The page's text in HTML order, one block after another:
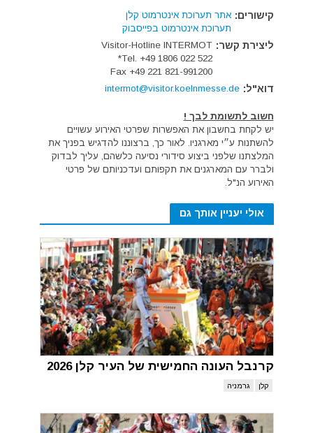
קישורים: אתר תערוכת אינטרמוט קלן
תערוכת אינטרמוט בפייסבוק
ליצירת קשר: Visitor-Hotline INTERMOT
Tel. +49 1806 022 522*
Fax +49 221 821-991200
דוא"ל: intermot@visitor.koelnmesse.de
חשוב לתשומת לבך !
יש לקחת בחשבון את האפשרות שפרטי האירוע עשויים
להשתנות ע״י מארגניו. לאור כך, ברצוננו להדגיש בפניך את
המלצתנו שלפני ביצוע סידורי נסיעה כלשהם, עליך לבדוק
ולברר עם המארגנים את תקפותם ועדכניותם של פרטי
האירוע הנ"ל.
אולי יעניין אותך גם
קרנבל העונה החמישית של העיר קלן 2026
קלן גרמניה